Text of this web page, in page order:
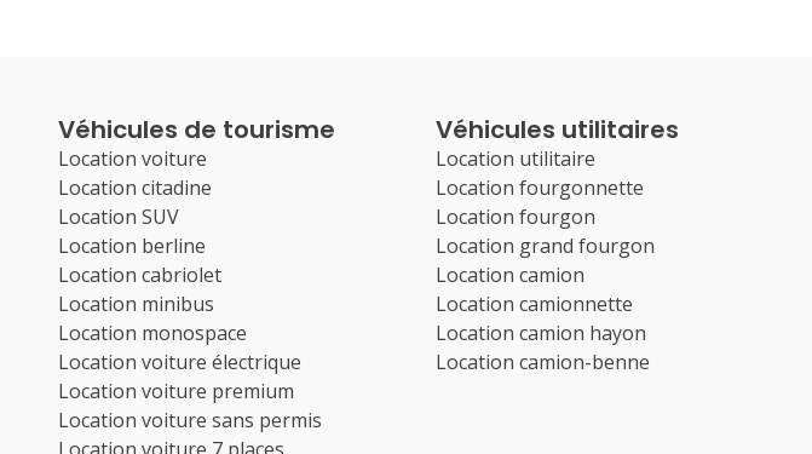
Véhicules de tourisme
Location voiture
Location citadine
Location SUV
Location berline
Location cabriolet
Location minibus
Location monospace
Location voiture électrique
Location voiture premium
Location voiture sans permis
Véhicules utilitaires
Location utilitaire
Location fourgonnette
Location fourgon
Location grand fourgon
Location camion
Location camionnette
Location camion hayon
Location camion-benne